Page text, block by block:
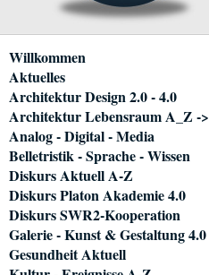
Navigation
überspringen
Willkommen
Aktuelles
Architektur Design 2.0 - 4.0
Architektur Lebensraum A_Z ->
Analog - Digital - Media
Belletristik - Sprache - Wissen
Diskurs Aktuell A-Z
Diskurs Platon Akademie 4.0
Diskurs SWR2-Kooperation
Galerie - Kunst & Gestaltung 4.0
Gesundheit Aktuell